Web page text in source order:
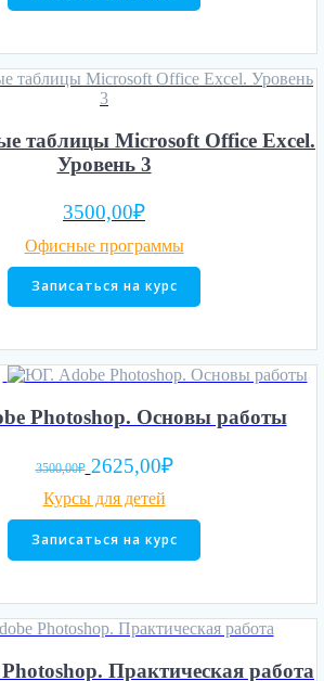
таблицы Microsoft Office Excel.
Уровень 3
3500,00₽
Офисные программы
Записаться на курс
Photoshop. Основы работы
3500,00₽ Первоначальная
составляла
3500,00₽.
2625,00₽Текущая
Курсы для детей
Записаться на курс
Практическая работа